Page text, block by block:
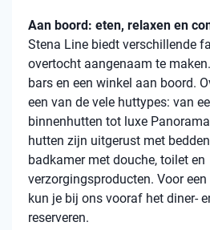
Aan boord: eten, relaxen en
Stena Line biedt verschillende
overtocht aangenaam te
bars en een winkel aan boord.
een van de vele huttypes: van
binnenhutten tot luxe
hutten zijn uitgerust met
badkamer met douche, toilet en
verzorgingsproducten. Voor
kun je bij ons vooraf het diner-
reserveren.